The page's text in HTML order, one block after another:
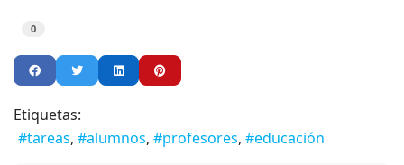
0
Etiquetas:
tareas
alumnos profesores educación